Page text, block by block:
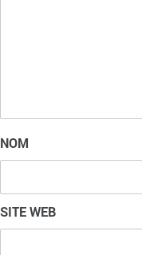
NOM
SITE WEB